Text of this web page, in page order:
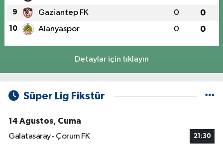
9 Gaziantep FK 0 0
10 Alanyaspor 0 0
Detaylar için tıklayın
Süper Lig Fikstür
14 Ağustos, Cuma
Galatasaray - Çorum FK
21:30